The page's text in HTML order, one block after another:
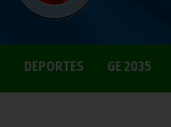
DEPORTES GE 2035